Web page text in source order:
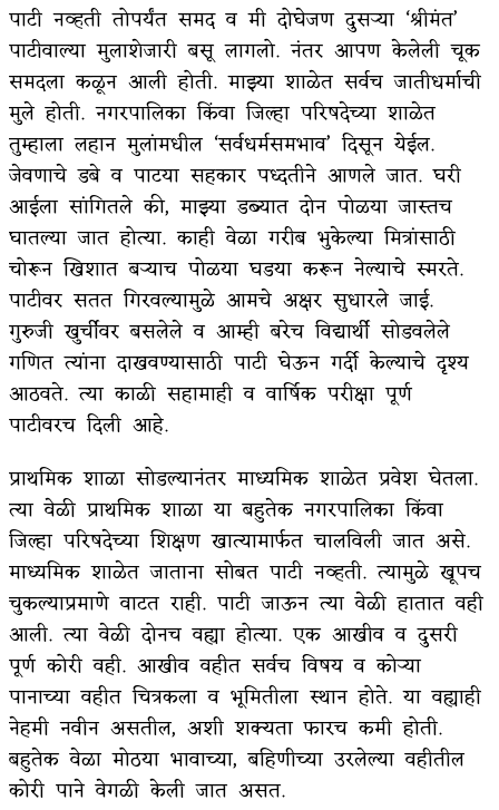
पाटी नव्हती तोपर्यंत समद व मी दोघेजण दुसऱ्या ‘श्रीमंत’
पाटीवाल्या मुलाशेजारी बसू लागलो. नंतर आपण केलेली चूक
समदला कळून आली होती. माझ्या शाळेत सर्वच जातीधर्माची
मुले होती. नगरपालिका किंवा जिल्हा परिषदेच्या शाळेत
तुम्हाला लहान मुलांमधील ‘सर्वधर्मसमभाव’ दिसून येईल.
जेवणाचे डबे व पाटया सहकार पध्दतीने आणले जात. घरी
आईला सांगितले की, माझ्या डब्यात दोन पोळया जास्तच
घातल्या जात होत्या. काही वेळा गरीब भुकेल्या मित्रांसाठी
चोरून खिशात बऱ्याच पोळया घडया करून नेल्याचे स्मरते.
पाटीवर सतत गिरवल्यामुळे आमचे अक्षर सुधारले जाई.
गुरुजी खुर्चीवर बसलेले व आम्ही बरेच विद्यार्थी सोडवलेले
गणित त्यांना दाखवण्यासाठी पाटी घेऊन गर्दी केल्याचे दृश्य
आठवते. त्या काळी सहामाही व वार्षिक परीक्षा पूर्ण
पाटीवरच दिली आहे.
प्राथमिक शाळा सोडल्यानंतर माध्यमिक शाळेत प्रवेश घेतला.
त्या वेळी प्राथमिक शाळा या बहुतेक नगरपालिका किंवा
जिल्हा परिषदेच्या शिक्षण खात्यामार्फत चालविली जात असे.
माध्यमिक शाळेत जाताना सोबत पाटी नव्हती. त्यामुळे खूपच
चुकल्याप्रमाणे वाटत राही. पाटी जाऊन त्या वेळी हातात वही
आली. त्या वेळी दोनच वह्या होत्या. एक आखीव व दुसरी
पूर्ण कोरी वही. आखीव वहीत सर्वच विषय व कोऱ्या
पानाच्या वहीत चित्रकला व भूमितीला स्थान होते. या वह्याही
नेहमी नवीन असतील, अशी शक्यता फारच कमी होती.
बहुतेक वेळा मोठया भावाच्या, बहिणीच्या उरलेल्या वहीतील
कोरी पाने वेगळी केली जात असत.